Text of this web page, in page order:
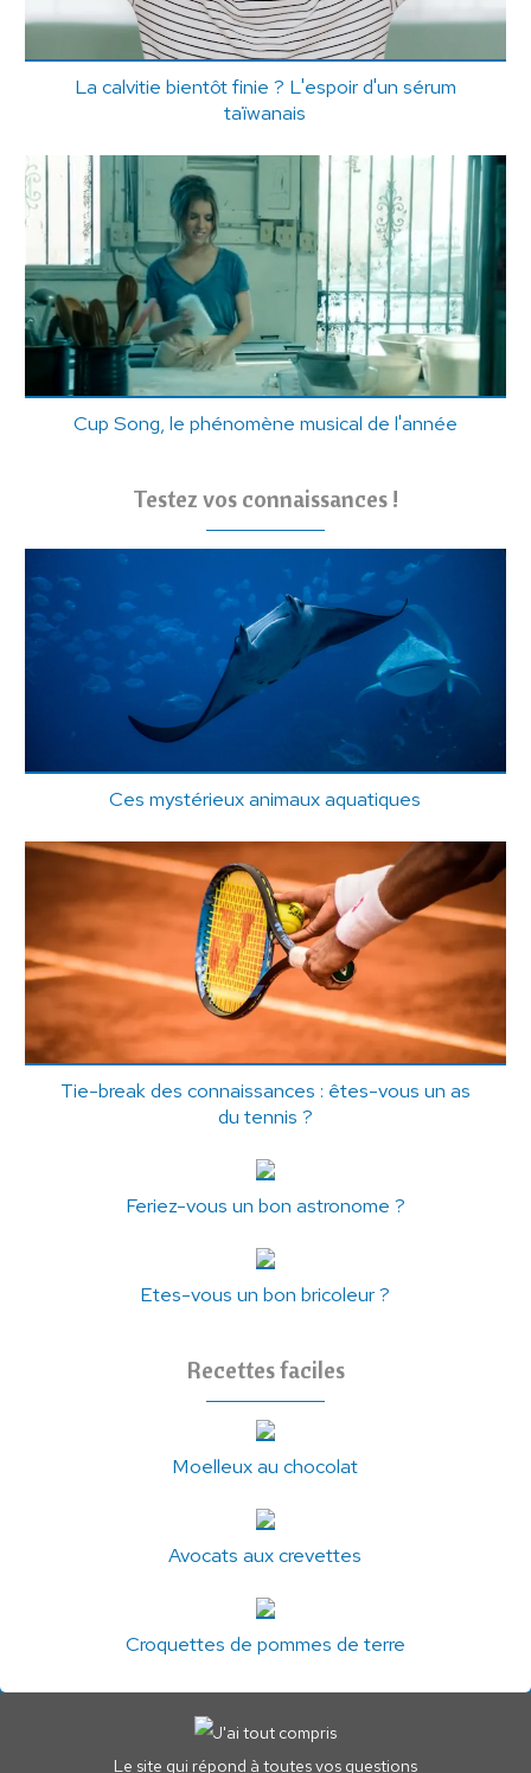
La calvitie bientôt finie ? L'espoir d'un sérum
taïwanais
Cup Song, le phénomène musical de l'année
Testez vos connaissances !
Ces mystérieux animaux aquatiques
Tie-break des connaissances : êtes-vous un as
du tennis ?
Feriez-vous un bon astronome ?
Etes-vous un bon bricoleur ?
Recettes faciles
Moelleux au chocolat
Avocats aux crevettes
Croquettes de pommes de terre
Le site qui répond à toutes vos questions